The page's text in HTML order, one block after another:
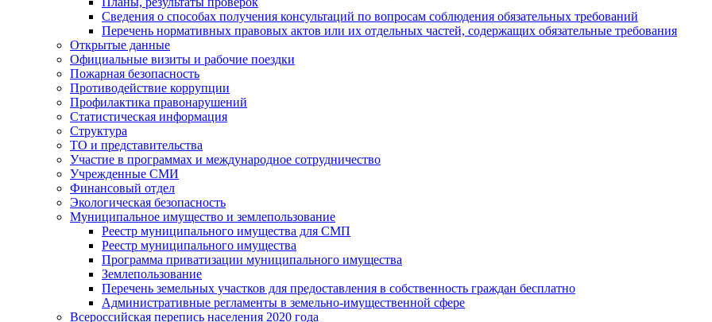
Сведения о способах получения консультаций по вопросам соблюдения обязательных требований
Перечень нормативных правовых актов или их отдельных частей, содержащих обязательные требования
Открытые данные
Официальные визиты и рабочие поездки
Пожарная безопасность
Противодействие коррупции
Профилактика правонарушений
Статистическая информация
Структура
ТО и представительства
Участие в программах и международное сотрудничество
Учрежденные СМИ
Финансовый отдел
Экологическая безопасность
Муниципальное имущество и землепользование
Реестр муниципального имущества для СМП
Реестр муниципального имущества
Программа приватизации муниципального имущества
Землепользование
Перечень земельных участков для предоставления в собственность граждан бесплатно
Административные регламенты в земельно-имущественной сфере
Всероссийская перепись населения 2020 года